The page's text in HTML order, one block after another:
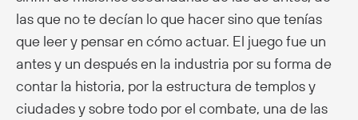
las que no te decían lo que hacer sino que tenías
que leer y pensar en cómo actuar. El juego fue un
antes y un después en la industria por su forma de
contar la historia, por la estructura de templos y
ciudades y sobre todo por el combate, una de las